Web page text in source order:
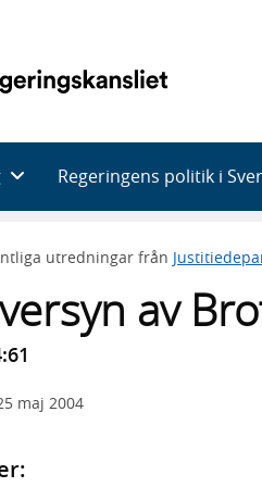
Regeringens politik i
utredningar från
av
maj 2004